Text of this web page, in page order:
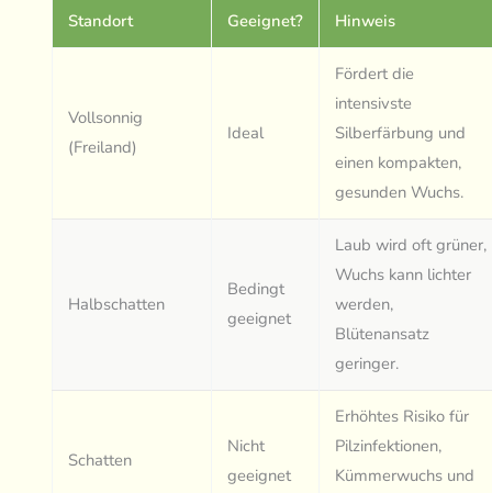
Standort Geeignet? Hinweis
Vollsonnig
(Freiland)
Ideal
Fördert die
intensivste
Silberfärbung und
einen kompakten,
gesunden Wuchs.
Halbschatten
Bedingt
geeignet
Laub wird oft grüner,
Wuchs kann lichter
werden,
Blütenansatz
geringer.
Schatten
Nicht
geeignet
Erhöhtes Risiko für
Pilzinfektionen,
Kümmerwuchs und